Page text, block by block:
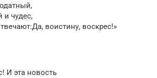
и чудес,
воистину, воскрес!»
И эта новость